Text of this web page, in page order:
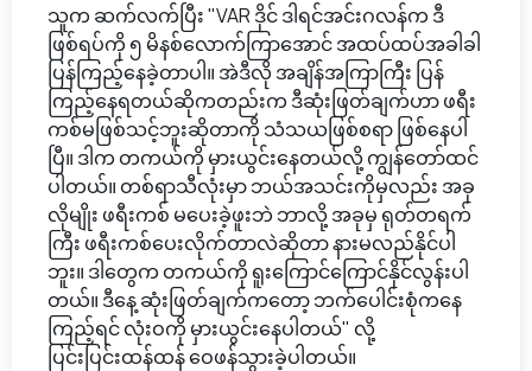
သူက ဆက်လက်ပြီး "VAR ဒိုင် ဒါရင်အင်းဂလန်က ဒီ
ဖြစ်ရပ်ကို ၅ မိနစ်လောက်ကြာအောင် အထပ်ထပ်အခါခါ
ပြန်ကြည့်နေခဲ့တာပါ။ အဲဒီလို အချိန်အကြာကြီး ပြန်
ကြည့်နေရတယ်ဆိုကတည်းက ဒီဆုံးဖြတ်ချက်ဟာ ဖရီး
ကစ်မဖြစ်သင့်ဘူးဆိုတာကို သံသယဖြစ်စရာ ဖြစ်နေပါ
ပြီ။ ဒါက တကယ်ကို မှားယွင်းနေတယ်လို့ ကျွန်တော်ထင်
ပါတယ်။ တစ်ရာသီလုံးမှာ ဘယ်အသင်းကိုမှလည်း အခု
လိုမျိုး ဖရီးကစ် မပေးခဲ့ဖူးဘဲ ဘာလို့ အခုမှ ရုတ်တရက်
ကြီး ဖရီးကစ်ပေးလိုက်တာလဲဆိုတာ နားမလည်နိုင်ပါ
ဘူး။ ဒါတွေက တကယ်ကို ရူးကြောင်ကြောင်နိုင်လွန်းပါ
တယ်။ ဒီနေ့ ဆုံးဖြတ်ချက်ကတော့ ဘက်ပေါင်းစုံကနေ
ကြည့်ရင် လုံးဝကို မှားယွင်းနေပါတယ်" လို့
ပြင်းပြင်းထန်ထန် ဝေဖန်သွားခဲ့ပါတယ်။